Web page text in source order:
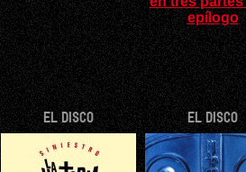
epílogo
EL DISCO EL DISCO